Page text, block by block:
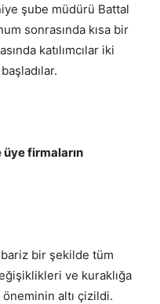
şube müdürü Battal
sonrasında kısa bir
katılımcılar iki
üye firmaların
bir şekilde tüm
ve kuraklığa
altı çizildi.